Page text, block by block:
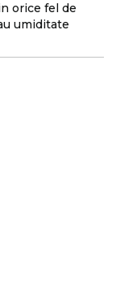
orice fel de
umiditate